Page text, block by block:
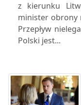
z kierunku
minister obrony
Przepływ
Polski jest...